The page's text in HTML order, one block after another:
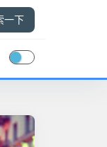
一下